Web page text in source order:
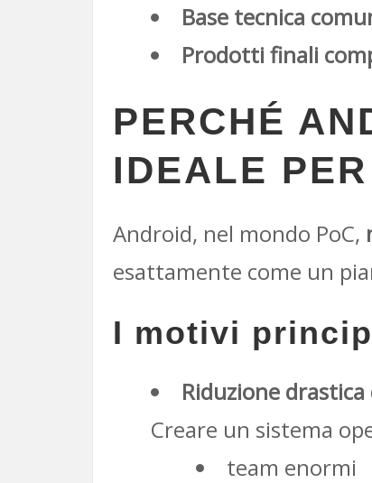
Base tecnica
Prodotti finali
PERCHÉ
IDEALE
Android, nel mondo PoC,
esattamente come un
I motivi
Riduzione
Creare un sistema
team enormi